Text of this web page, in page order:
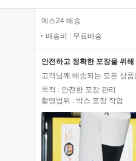
예스24 배송
배송비 : 무료배송
안전하고 정확한 포장을 위
고객님께 배송되는 모든 상
목적 : 안전한 포장 관리
촬영범위 : 박스 포장 작업